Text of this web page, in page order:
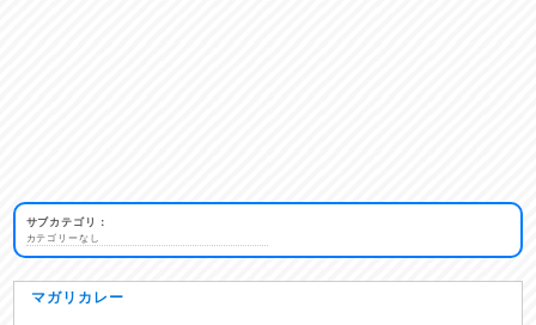
サブカテゴリ：
カテゴリーなし
マガリカレー